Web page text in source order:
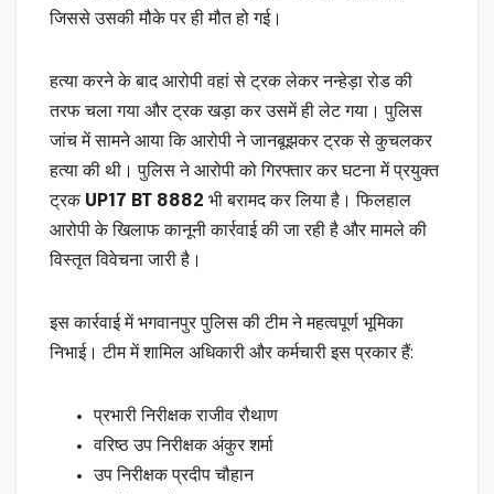
जिससे उसकी मौके पर ही मौत हो गई।
हत्या करने के बाद आरोपी वहां से ट्रक लेकर नन्हेड़ा रोड की
तरफ चला गया और ट्रक खड़ा कर उसमें ही लेट गया। पुलिस
जांच में सामने आया कि आरोपी ने जानबूझकर ट्रक से कुचलकर
हत्या की थी। पुलिस ने आरोपी को गिरफ्तार कर घटना में प्रयुक्त
ट्रक UP17 BT 8882 भी बरामद कर लिया है। फिलहाल
आरोपी के खिलाफ कानूनी कार्रवाई की जा रही है और मामले की
विस्तृत विवेचना जारी है।
इस कार्रवाई में भगवानपुर पुलिस की टीम ने महत्वपूर्ण भूमिका
निभाई। टीम में शामिल अधिकारी और कर्मचारी इस प्रकार हैं:
प्रभारी निरीक्षक राजीव रौथाण
वरिष्ठ उप निरीक्षक अंकुर शर्मा
उप निरीक्षक प्रदीप चौहान